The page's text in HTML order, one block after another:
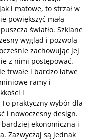
i matowe, to strzał w
powiększyć małą
światło. Szklane
wygląd i pozwolą
zachowując jej
z nimi postępować.
trwałe i bardzo łatwe
ramy i
i
praktyczny wybór dla
i nowoczesny design.
bardziej ekonomiczna i
Zazwyczaj są jednak